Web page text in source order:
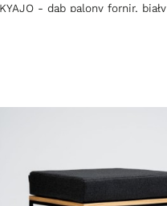
- dąb palony fornir, biały